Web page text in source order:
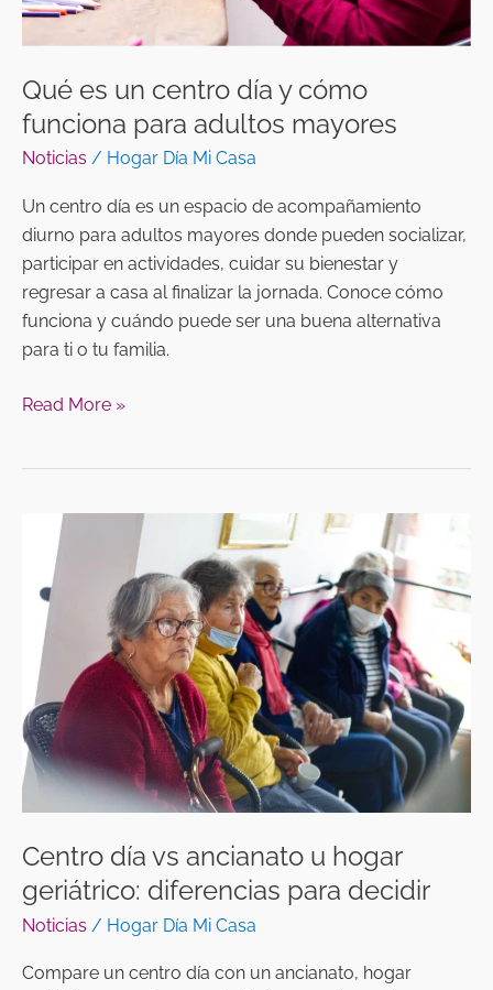
Qué es un centro día y cómo
funciona para adultos mayores
Noticias / Hogar Día Mi Casa
Un centro día es un espacio de acompañamiento
diurno para adultos mayores donde pueden socializar,
participar en actividades, cuidar su bienestar y
regresar a casa al finalizar la jornada. Conoce cómo
funciona y cuándo puede ser una buena alternativa
para ti o tu familia.
adultos
mayores
Read More »
Centro día vs ancianato u hogar
geriátrico: diferencias para decidir
Noticias / Hogar Día Mi Casa
Compare un centro día con un ancianato, hogar
Centro
ancianato
hogar
geriátrico:
diferencias
para
decidir